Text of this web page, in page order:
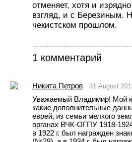
отменяет, хотя и
взгляд, и с Березиным.
чекистском прошлом.
1 комментарий
Никита Петров 31 August
Уважаемый Владимир! Мой
какие дополнительные
еврей, из семьи мелкого
органах ВЧК-ОГПУ 1918-
в 1922 г. был награжден